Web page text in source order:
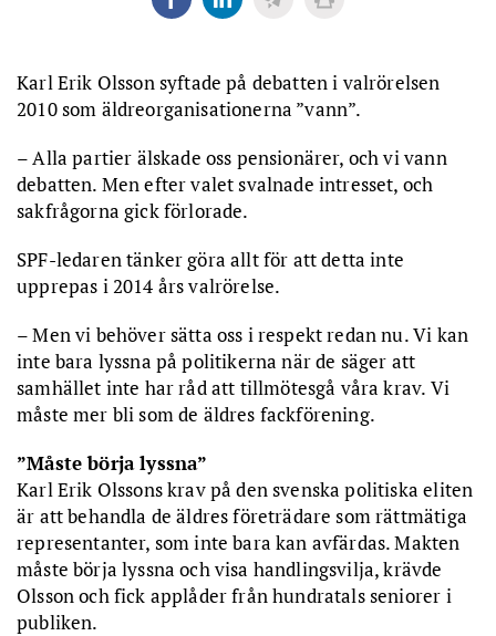
Karl Erik Olsson syftade på debatten i valrörelsen
2010 som äldreorganisationerna ”vann”.
– Alla partier älskade oss pensionärer, och vi vann
debatten. Men efter valet svalnade intresset, och
sakfrågorna gick förlorade.
SPF-ledaren tänker göra allt för att detta inte
upprepas i 2014 års valrörelse.
– Men vi behöver sätta oss i respekt redan nu. Vi kan
inte bara lyssna på politikerna när de säger att
samhället inte har råd att tillmötesgå våra krav. Vi
måste mer bli som de äldres fackförening.
”Måste börja lyssna”
Karl Erik Olssons krav på den svenska politiska eliten
är att behandla de äldres företrädare som rättmätiga
representanter, som inte bara kan avfärdas. Makten
måste börja lyssna och visa handlingsvilja, krävde
Olsson och fick applåder från hundratals seniorer i
publiken.